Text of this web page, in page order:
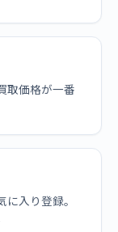
取価格が一番
入り登録。